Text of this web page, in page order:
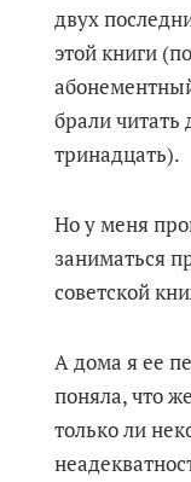
двух
этой книги
брали читать
тринадцать).
Но у меня
заниматься
советской
А дома я ее
поняла, что
только ли